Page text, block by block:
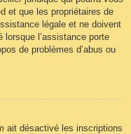
et que les propriétaires de
légale et ne doivent
l’assistance porte
de problèmes d’abus ou
ait désactivé les inscriptions